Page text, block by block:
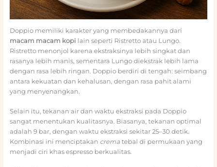
Doppio memiliki karakter yang membedakannya dari
macam macam kopi lain seperti Ristretto atau Lungo.
Ristretto menonjol karena ekstraksinya lebih singkat dan
rasanya lebih manis, sementara Lungo diekstrak lebih lama
dengan rasa lebih ringan. Doppio berdiri di tengah: seimbang
antara kekuatan dan kehalusan, dengan rasa pahit alami
yang menyenangkan.
Selain itu, tekanan air dan waktu ekstraksi pada Doppio
sangat menentukan kualitasnya. Biasanya, tekanan optimal
adalah 9 bar, dengan waktu ekstraksi sekitar 25–30 detik.
Kombinasi ini menciptakan crematebal di permukaan yang
menjadi ciri khas espresso berkualitas.